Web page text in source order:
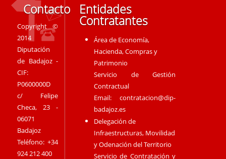
Contacto
Copyright ©
2014
Diputación
de Badajoz -
CIF:
P0600000D
c/ Felipe
Checa, 23 -
06071
Badajoz
Teléfono: +34
924 212 400
Entidades
Contratantes
Área de Economía,
Hacienda, Compras y
Patrimonio
Servicio de Gestión
Contractual
Email:contratacion@dip-
badajoz.es
Delegación de
Infraestructuras, Movilidad
y Odenación del Territorio
Servicio de Contratación y